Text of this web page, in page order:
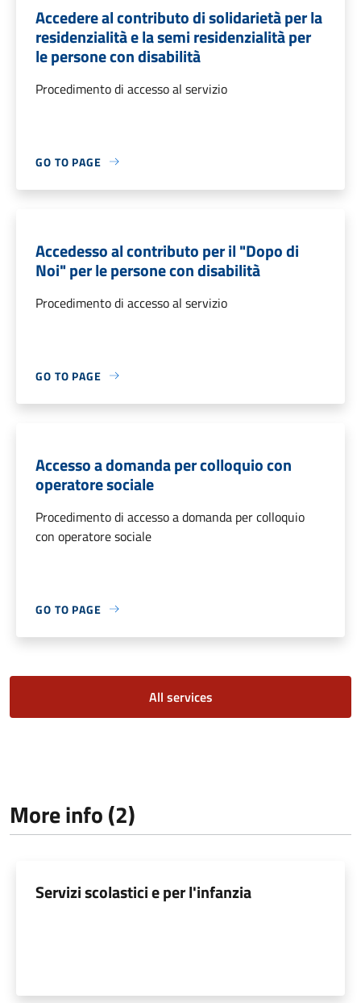
Accedere al contributo di solidarietà per la
residenzialità e la semi residenzialità per
le persone con disabilità
Procedimento di accesso al servizio
GO TO PAGE
Accedesso al contributo per il "Dopo di
Noi" per le persone con disabilità
Procedimento di accesso al servizio
GO TO PAGE
Accesso a domanda per colloquio con
operatore sociale
Procedimento di accesso a domanda per colloquio
con operatore sociale
GO TO PAGE
All services
More info (2)
Servizi scolastici e per l'infanzia